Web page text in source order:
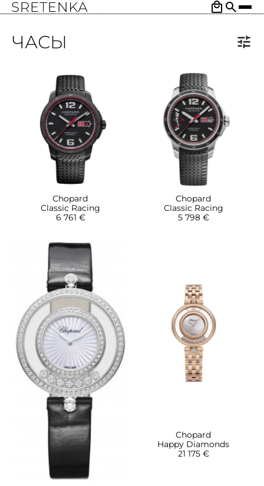
ЧАСЫ
Chopard
Classic Racing
6 761 €
Chopard
Classic Racing
5 798 €
Chopard
Happy Diamonds
21 175 €